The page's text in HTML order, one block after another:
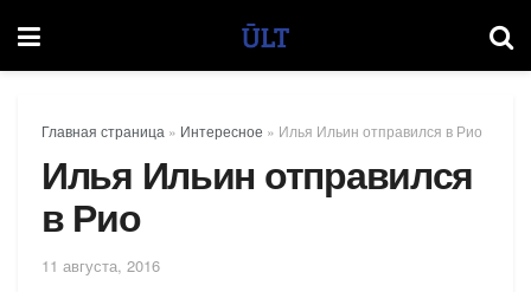
Главная страница » Интересное » Илья Ильин отправился в Рио
Илья Ильин отправился
в Рио
11 августа, 2016